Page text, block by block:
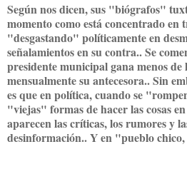
Según nos dicen, sus "biógrafos"
momento como está concentrado en
"desgastando" políticamente en
señalamientos en su contra.. Se
presidente municipal gana menos
mensualmente su antecesora.. Sin
es que en política, cuando se
"viejas" formas de hacer las cosas
aparecen las críticas, los rumores y
desinformación.. Y en "pueblo